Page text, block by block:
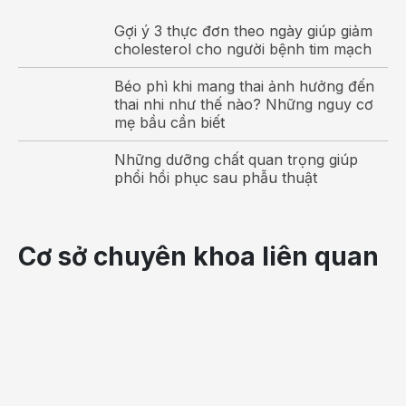
Ngừng kích thích khi bạn đạt đến mức khoái cảm cao
hơn, gần với độ cực khoái. Ngưng vài giây, nhưng không
quá lâu, dễ mất hiện tượng cương nhưng đủ dài để sự
hưng phấn của bạn giảm đi một chút.
Sau đó, bắt đầu lại việc kích thích dương vật và đầu
dương vật theo nhịp. Thực hiện ba lần chu kỳ trên. Cuối
cùng, bạn có thể tiếp tục lần thứ tư nhanh và thoải mái
Trong giai đoạn này, cố gắng tập trung vào khoái cảm của
dương vật. Đừng cố gắng kiềm chế hay ngăn cản nó.
Gợi ý 3 thực đơn theo ngày giúp giảm
cholesterol cho người bệnh tim mạch
Béo phì khi mang thai ảnh hưởng đến
thai nhi như thế nào? Những nguy cơ
mẹ bầu cần biết
Những dưỡng chất quan trọng giúp
phổi hồi phục sau phẫu thuật
Cơ sở chuyên khoa liên quan